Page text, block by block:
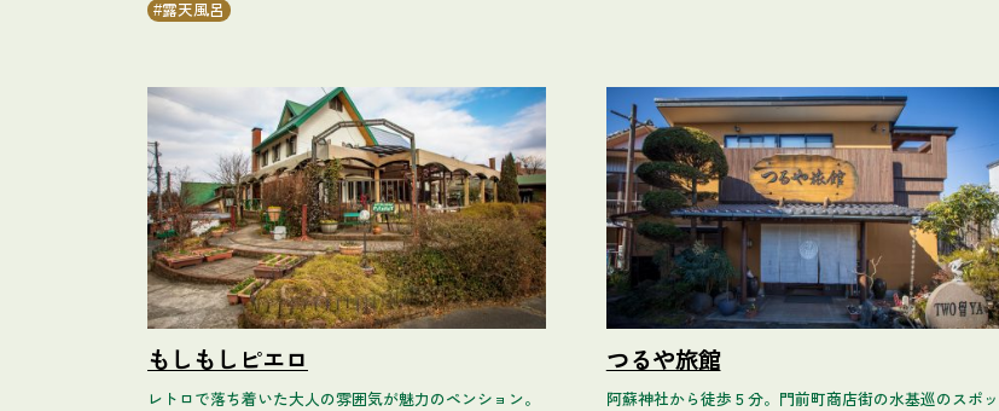
露天風呂
もしもしピエロ
レトロで落ち着いた大人の雰囲気が魅力のペンション。
つるや旅館
阿蘇神社から徒歩５分。門前町商店街の水基巡のスポッ